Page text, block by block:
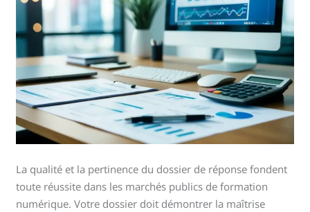
La qualité et la pertinence du dossier de réponse fondent
toute réussite dans les marchés publics de formation
numérique. Votre dossier doit démontrer la maîtrise